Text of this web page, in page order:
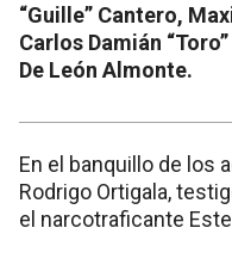
“Guille” Cantero,
Carlos Damián
De León Almonte.
En el banquillo de los
Rodrigo Ortigala,
el narcotraficante